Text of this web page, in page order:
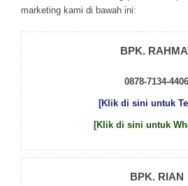
mаrkеtіng kаmі dі bаwаh іnі:
BPK.
0878-7134-4406
[Klik di sini untuk
[Klik di sini untuk
BPK. RIAN